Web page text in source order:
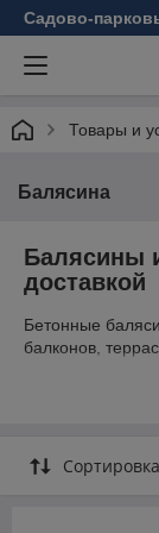
Садово-
Товары и
Балясина
Балясины
доставкой
Бетонные
балконов,
купить
Бетонные
Сортировка